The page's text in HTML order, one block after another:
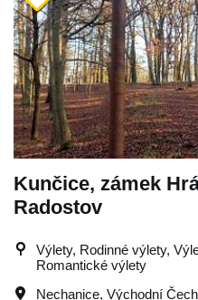
Kunčice, zámek
Radostov
Výlety, Rodinné výlety,
Romantické výlety
Nechanice, Východní